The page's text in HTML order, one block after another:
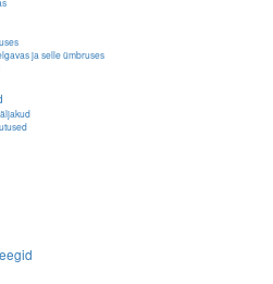
ja selle ümbruses